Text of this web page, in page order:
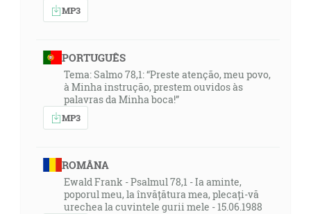
MP3
PORTUGUÊS
Tema: Salmo 78,1: “Preste atenção, meu povo,
à Minha instrução, prestem ouvidos às
palavras da Minha boca!”
MP3
ROMÂNA
Ewald Frank - Psalmul 78,1 - Ia aminte,
poporul meu, la învățătura mea, plecați-vă
urechea la cuvintele gurii mele - 15.06.1988